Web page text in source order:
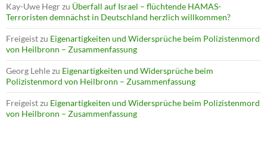
Kay-Uwe Hegrzu Überfall auf Israel – flüchtende HAMAS-
Terroristen demnächst in Deutschland herzlich willkommen?
Freigeistzu Eigenartigkeiten und Widersprüche beim Polizistenmord
von Heilbronn – Zusammenfassung
Georg Lehlezu Eigenartigkeiten und Widersprüche beim
Polizistenmord von Heilbronn – Zusammenfassung
Freigeistzu Eigenartigkeiten und Widersprüche beim Polizistenmord
von Heilbronn – Zusammenfassung